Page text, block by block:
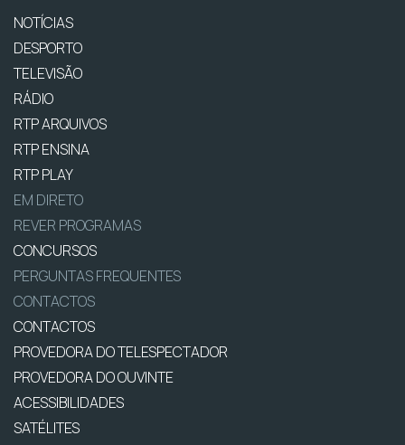
NOTÍCIAS
DESPORTO
TELEVISÃO
RÁDIO
RTP ARQUIVOS
RTP ENSINA
RTP PLAY
EM DIRETO
REVER PROGRAMAS
CONCURSOS
PERGUNTAS FREQUENTES
CONTACTOS
CONTACTOS
PROVEDORA DO TELESPECTADOR
PROVEDORA DO OUVINTE
ACESSIBILIDADES
SATÉLITES